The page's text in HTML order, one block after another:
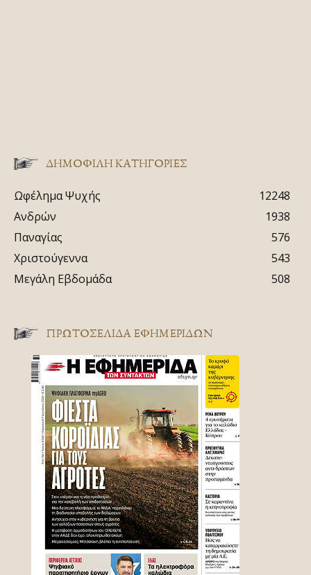
ΔΗΜΟΦΙΛΗ ΚΑΤΗΓΟΡΙΕΣ
Ωφέλημα Ψυχής
12248
Ανδρών
1938
Παναγίας
576
Χριστούγεννα
543
Μεγάλη Εβδομάδα
508
ΠΡΩΤΟΣΈΛΙΔΑ ΕΦΗΜΕΡΊΔΩΝ